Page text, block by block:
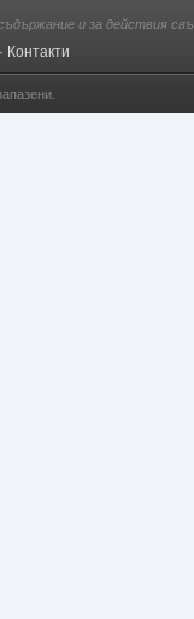
и за действия
· Контакти